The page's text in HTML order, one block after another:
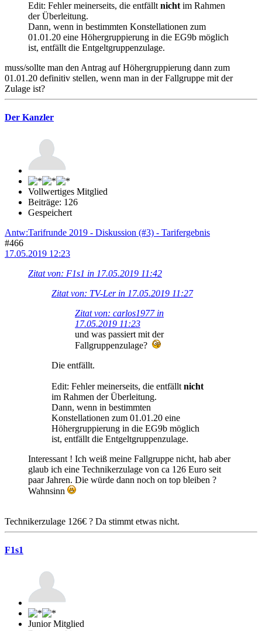
Edit: Fehler meinerseits, die entfällt nicht im Rahmen
der Überleitung.
Dann, wenn in bestimmten Konstellationen zum
01.01.20 eine Höhergruppierung in die EG9b möglich
ist, entfällt die Entgeltgruppenzulage.
muss/sollte man den Antrag auf Höhergruppierung dann zum
01.01.20 definitiv stellen, wenn man in der Fallgruppe mit der
Zulage ist?
Der Kanzler
Vollwertiges Mitglied
Beiträge: 126
Gespeichert
Antw:Tarifrunde 2019 - Diskussion (#3) - Tarifergebnis
#466
17.05.2019 12:23
Zitat von: F1s1 in 17.05.2019 11:42
Zitat von: TV-Ler in 17.05.2019 11:27
Zitat von: carlos1977 in
17.05.2019 11:23
und was passiert mit der
Fallgruppenzulage?
Die entfällt.
Edit: Fehler meinerseits, die entfällt nicht
im Rahmen der Überleitung.
Dann, wenn in bestimmten
Konstellationen zum 01.01.20 eine
Höhergruppierung in die EG9b möglich
ist, entfällt die Entgeltgruppenzulage.
Interessant ! Ich weiß meine Fallgruppe nicht, hab aber
glaub ich eine Technikerzulage von ca 126 Euro seit
paar Jahren. Die würde dann noch on top bleiben ?
Wahnsinn
Technikerzulage 126€ ? Da stimmt etwas nicht.
F1s1
Junior Mitglied